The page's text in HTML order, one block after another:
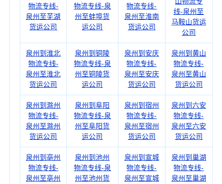
物流专线-
泉州至芜湖
货运公司
物流专线-泉
州至蚌埠货
运公司
物流专线-
泉州至淮南
货运公司
线-泉州至
马鞍山货运
公司
泉州到淮北
物流专线-
泉州至淮北
货运公司
泉州到铜陵
物流专线-泉
州至铜陵货
运公司
泉州到安庆
物流专线-
泉州至安庆
货运公司
泉州到黄山
物流专线-
泉州至黄山
货运公司
泉州到滁州
物流专线-
泉州至滁州
货运公司
泉州到阜阳
物流专线-泉
州至阜阳货
运公司
泉州到宿州
物流专线-
泉州至宿州
货运公司
泉州到六安
物流专线-
泉州至六安
货运公司
泉州到亳州
物流专线-
泉州至亳州
泉州到池州
物流专线-泉
州至池州货
泉州到宣城
物流专线-
泉州至宣城
泉州到巢湖
物流专线-
泉州至巢湖